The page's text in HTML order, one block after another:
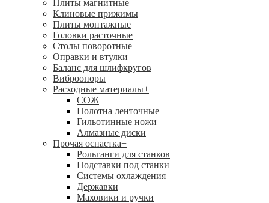
Плиты магнитные
Клиновые прижимы
Плиты монтажные
Головки расточные
Столы поворотные
Оправки и втулки
Баланс для шлифкругов
Виброопоры
Расходные материалы+
СОЖ
Полотна ленточные
Гильотинные ножи
Алмазные диски
Прочая оснастка+
Рольганги для станков
Подставки под станки
Системы охлаждения
Державки
Маховики и ручки